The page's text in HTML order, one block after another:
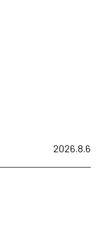
2026.8.6